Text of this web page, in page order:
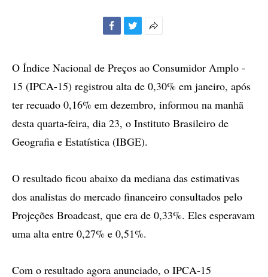
compartilhamento
O Índice Nacional de Preços ao Consumidor Amplo -
15 (IPCA-15) registrou alta de 0,30% em janeiro, após
ter recuado 0,16% em dezembro, informou na manhã
desta quarta-feira, dia 23, o Instituto Brasileiro de
Geografia e Estatística (IBGE).
O resultado ficou abaixo da mediana das estimativas
dos analistas do mercado financeiro consultados pelo
Projeções Broadcast, que era de 0,33%. Eles esperavam
uma alta entre 0,27% e 0,51%.
Com o resultado agora anunciado, o IPCA-15